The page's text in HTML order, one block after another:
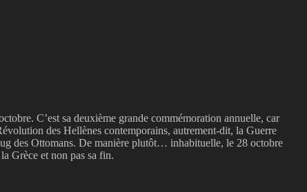
C’est sa deuxième grande commémoration annuelle, car
des Hellènes contemporains, autrement-dit, la Guerre
des Ottomans. De manière plutôt… inhabituelle, le 28 octobre
Grèce et non pas sa fin.